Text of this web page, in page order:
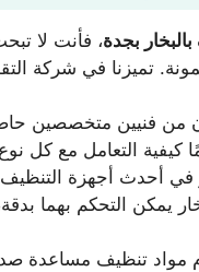
بجدة، فأنت لا
تميزنا في شركة
من فنيين متخصصين
كيفية التعامل مع كل
أحدث أجهزة التنظيف
يمكن التحكم بهما
مواد تنظيف مساعدة